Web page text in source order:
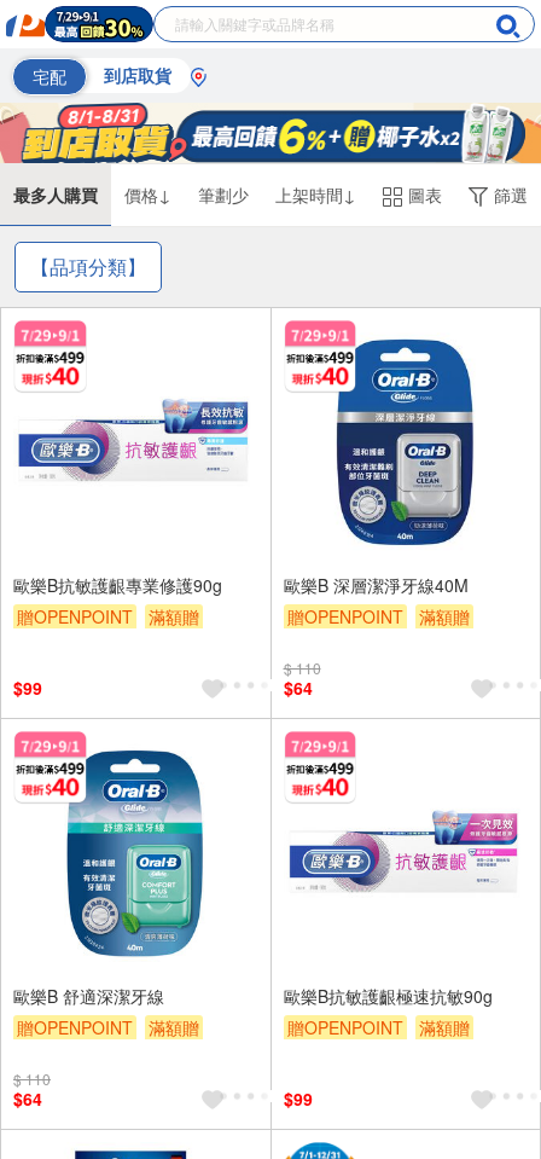
宅配 到店取貨
最多人購買 價格↓ 筆劃少 上架時間↓ 圖表 篩選
【品項分類】
歐樂B抗敏護齦專業修護90g
贈OPENPOINT
滿額贈
$99
歐樂B 深層潔淨牙線40M
贈OPENPOINT
滿額贈
$ 110
$64
歐樂B 舒適深潔牙線
贈OPENPOINT
滿額贈
$ 110
$64
歐樂B抗敏護齦極速抗敏90g
贈OPENPOINT
滿額贈
$99